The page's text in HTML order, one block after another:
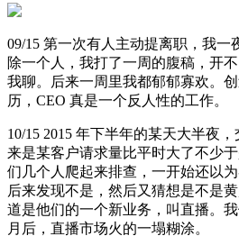
09/15 第一次有人主动提离职，我一
除一个人，我打了一周的腹稿，开
我聊。后来一周里我都郁郁寡欢。
历，CEO 真是一个反人性的工作。
10/15 2015 年下半年的某天大半夜
来是某客户请求量比平时大了不少
们几个人爬起来排查，一开始还以
后来发现不是，然后又猜想是不是
道是他们的一个新业务，叫直播。
月后，直播市场火的一塌糊涂。